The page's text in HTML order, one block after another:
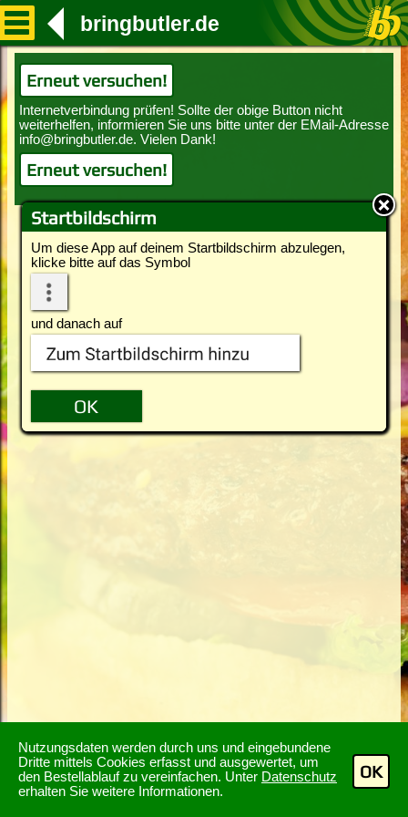
Nutzungsdaten werden durch uns und eingebundene
Dritte mittels Cookies erfasst und ausgewertet, um
den Bestellablauf zu vereinfachen. Unter Datenschutz
erhalten Sie weitere Informationen.
OK
Startbildschirm
Um diese App auf deinem Startbildschirm abzulegen,
klicke bitte auf das Symbol
und danach auf
bringbutler.de
Erneut versuchen!
Erneut versuchen!